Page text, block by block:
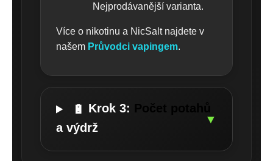
Nejprodávanější varianta.
Více o nikotinu a NicSalt najdete v
našem Průvodci vapingem.
🔋 Krok 3: Počet potahů
a výdrž
▼